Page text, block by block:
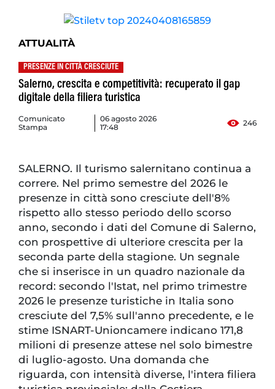
ATTUALITÀ
PRESENZE IN CITTÀ CRESCIUTE
Salerno, crescita e competitività: recuperato il gap
digitale della filiera turistica
Comunicato
Stampa
06 agosto 2026
17:48
246
SALERNO. Il turismo salernitano continua a
correre. Nel primo semestre del 2026 le
presenze in città sono cresciute dell'8%
rispetto allo stesso periodo dello scorso
anno, secondo i dati del Comune di Salerno,
con prospettive di ulteriore crescita per la
seconda parte della stagione. Un segnale
che si inserisce in un quadro nazionale da
record: secondo l'Istat, nel primo trimestre
2026 le presenze turistiche in Italia sono
cresciute del 7,5% sull'anno precedente, e le
stime ISNART-Unioncamere indicano 171,8
milioni di presenze attese nel solo bimestre
di luglio-agosto. Una domanda che
riguarda, con intensità diverse, l'intera filiera